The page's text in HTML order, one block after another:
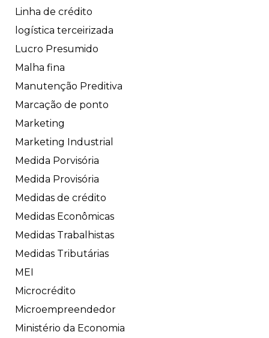
Linha de crédito
logística terceirizada
Lucro Presumido
Malha fina
Manutenção Preditiva
Marcação de ponto
Marketing
Marketing Industrial
Medida Porvisória
Medida Provisória
Medidas de crédito
Medidas Econômicas
Medidas Trabalhistas
Medidas Tributárias
MEI
Microcrédito
Microempreendedor
Ministério da Economia